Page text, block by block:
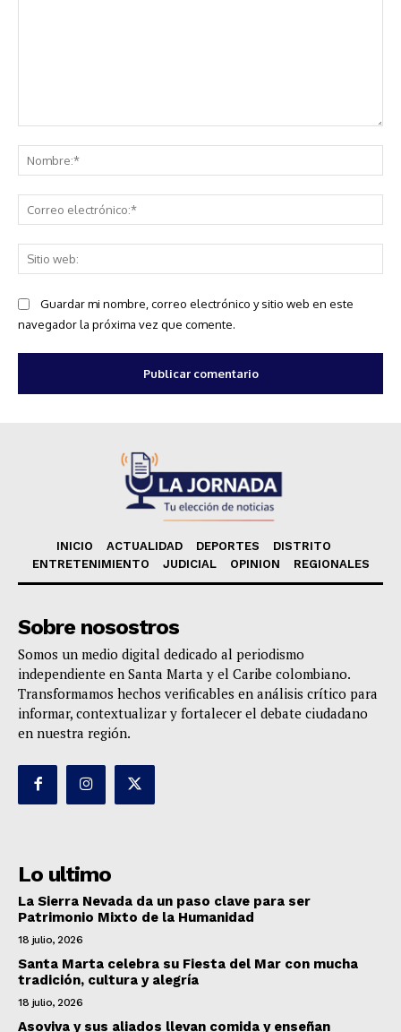
Guardar mi nombre, correo electrónico y sitio web en este
navegador la próxima vez que comente.
INICIO ACTUALIDAD DEPORTES
DISTRITO
ENTRETENIMIENTO
JUDICIAL OPINION REGIONALES
Sobre nosostros
Somos un medio digital dedicado al periodismo
independiente en Santa Marta y el Caribe colombiano.
Transformamos hechos verificables en análisis crítico para
informar, contextualizar y fortalecer el debate ciudadano
en nuestra región.
Lo ultimo
La Sierra Nevada da un paso clave para ser
Patrimonio Mixto de la Humanidad
18 julio, 2026
Santa Marta celebra su Fiesta del Mar con mucha
tradición, cultura y alegría
18 julio, 2026
Asoviva y sus aliados llevan comida y enseñan